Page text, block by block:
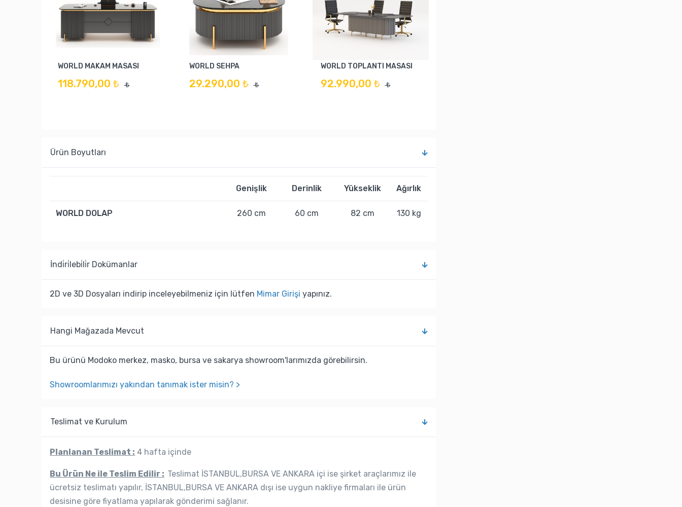
WORLD MAKAM MASASI
118.790,00 ₺ ₺
WORLD SEHPA
29.290,00 ₺ ₺
WORLD TOPLANTI MASASI
92.990,00 ₺ ₺
Ürün Boyutları
Genişlik Derinlik Yükseklik Ağırlık
WORLD DOLAP 260 cm 60 cm 82 cm 130 kg
İndi̇ri̇lebi̇li̇r Dokümanlar
2D ve 3D Dosyaları indirip inceleyebilmeniz için lütfen Mimar Girişi yapınız.
Hangi Mağazada Mevcut
Bu ürünü Modoko merkez, masko, bursa ve sakarya showroom'larımızda görebilirsin.
Showroomlarımızı yakından tanımak ister misin? >
Teslimat ve Kurulum
Planlanan Teslimat : 4 hafta içinde
Bu Ürün Ne ile Teslim Edilir : Teslimat İSTANBUL,BURSA VE ANKARA içi ise şirket araçlarımız ile
ücretsiz teslimatı yapılır, İSTANBUL,BURSA VE ANKARA dışı ise uygun nakliye firmaları ile ürün
desisine göre fiyatlama yapılarak gönderimi sağlanır.